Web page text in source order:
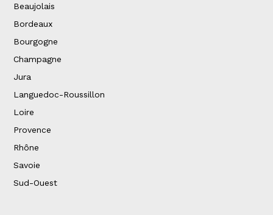
Beaujolais
Bordeaux
Bourgogne
Champagne
Jura
Languedoc-Roussillon
Loire
Provence
Rhône
Savoie
Sud-Ouest